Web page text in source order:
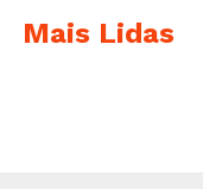
Mais Lidas